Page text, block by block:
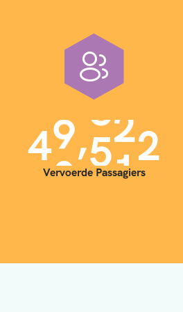
40,000
Vervoerde Passagiers